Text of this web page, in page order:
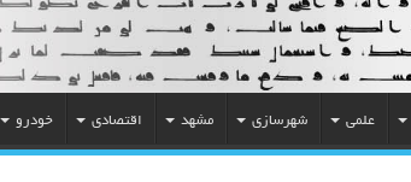
علمی شهرسازی مشهد اقتصادی خودرو